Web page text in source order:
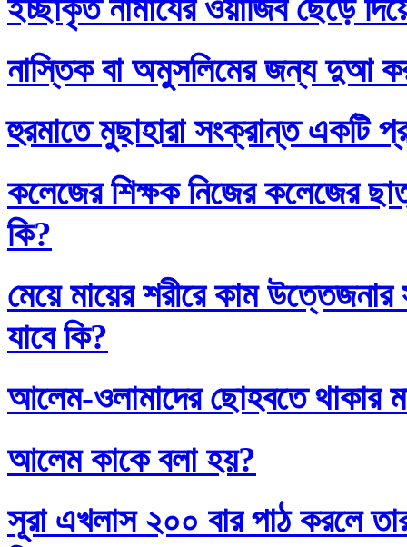
ইচ্ছাকৃত নামাযের ওয়াজিব ছেড়ে
নাস্তিক বা অমুসলিমের জন্য দুআ
হুরমাতে মুছাহারা সংক্রান্ত একটি
কলেজের শিক্ষক নিজের কলেজের
কি?
মেয়ে মায়ের শরীরে কাম উত্তেজনার
যাবে কি?
আলেম-ওলামাদের ছোহবতে থাকার
আলেম কাকে বলা হয়?
সূরা এখলাস ২০০ বার পাঠ করলে